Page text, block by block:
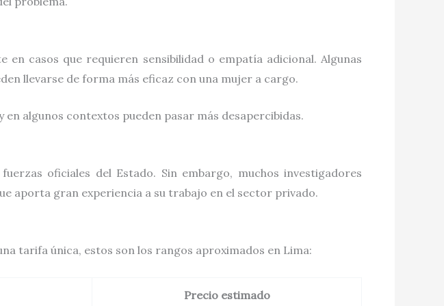
en casos que requieren sensibilidad o empatía adicional. Algunas
llevarse de forma más eficaz con una mujer a cargo.
algunos contextos pueden pasar más desapercibidas.
oficiales del Estado. Sin embargo, muchos investigadores
aporta gran experiencia a su trabajo en el sector privado.
tarifa única, estos son los rangos aproximados en Lima:
Precio estimado